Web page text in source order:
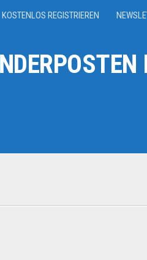
KOSTENLOS REGISTRIEREN